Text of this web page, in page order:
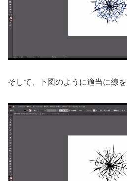
そして、下図のように適当に線を